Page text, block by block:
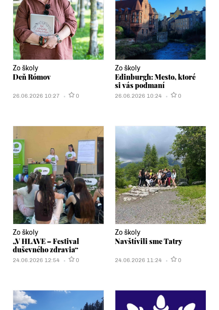
Zo školy
Deň Rómov
26.06.2026 10:27 0
Zo školy
Edinburgh: Mesto, ktoré
si vás podmaní
26.06.2026 10:24 0
Zo školy
„V HLAVE – Festival
duševného zdravia“
24.06.2026 12:54 0
Zo školy
Navštívili sme Tatry
24.06.2026 11:24 0